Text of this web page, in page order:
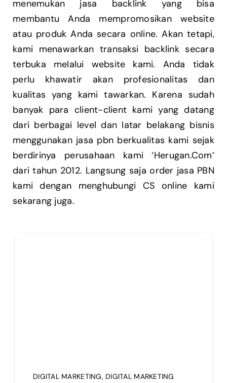
menemukan jasa backlink yang bisa
membantu Anda mempromosikan website
atau produk Anda secara online. Akan tetapi,
kami menawarkan transaksi backlink secara
terbuka melalui website kami. Anda tidak
perlu khawatir akan profesionalitas dan
kualitas yang kami tawarkan. Karena sudah
banyak para client-client kami yang datang
dari berbagai level dan latar belakang bisnis
menggunakan jasa pbn berkualitas kami sejak
berdirinya perusahaan kami ‘Herugan.Com’
dari tahun 2012. Langsung saja order jasa PBN
kami dengan menghubungi CS online kami
sekarang juga.
DIGITAL MARKETING, DIGITAL MARKETING